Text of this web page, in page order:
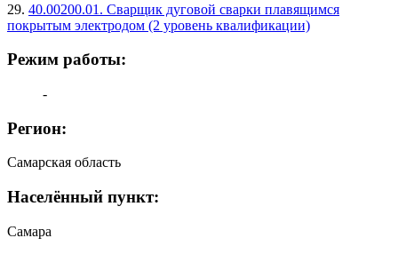
29. 40.00200.01. Сварщик дуговой сварки плавящимся
покрытым электродом (2 уровень квалификации)
Режим работы:
-
Регион:
Самарская область
Населённый пункт:
Самара